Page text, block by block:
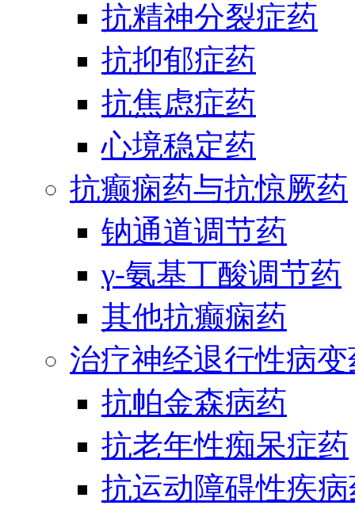
抗精神分裂症药
抗抑郁症药
抗焦虑症药
心境稳定药
抗癫痫药与抗惊厥药
钠通道调节药
γ-氨基丁酸调节药
其他抗癫痫药
治疗神经退行性病
抗帕金森病药
抗老年性痴呆症药
抗运动障碍性疾